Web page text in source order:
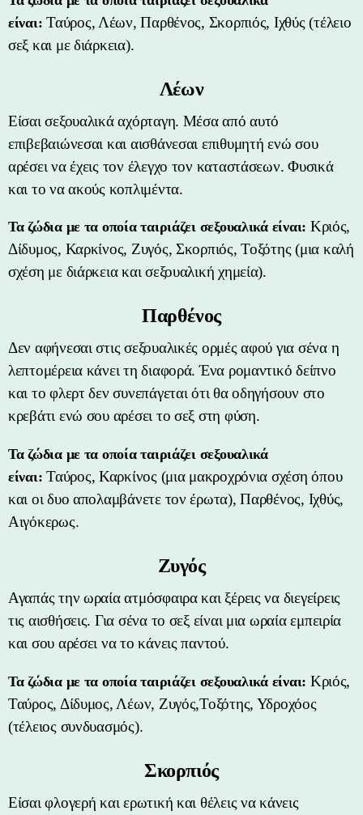
είναι: Ταύρος, Λέων, Παρθένος, Σκορπιός, Ιχθύς (τέλειο
σεξ και με διάρκεια).
Λέων
Είσαι σεξουαλικά αχόρταγη. Μέσα από αυτό
επιβεβαιώνεσαι και αισθάνεσαι επιθυμητή ενώ σου
αρέσει να έχεις τον έλεγχο τον καταστάσεων. Φυσικά
και το να ακούς κοπλιμέντα.
Τα ζώδια με τα οποία ταιριάζει σεξουαλικά είναι: Κριός,
Δίδυμος, Καρκίνος, Ζυγός, Σκορπιός, Τοξότης (μια καλή
σχέση με διάρκεια και σεξουαλική χημεία).
Παρθένος
Δεν αφήνεσαι στις σεξουαλικές ορμές αφού για σένα η
λεπτομέρεια κάνει τη διαφορά. Ένα ρομαντικό δείπνο
και το φλερτ δεν συνεπάγεται ότι θα οδηγήσουν στο
κρεβάτι ενώ σου αρέσει το σεξ στη φύση.
Τα ζώδια με τα οποία ταιριάζει σεξουαλικά
είναι: Ταύρος, Καρκίνος (μια μακροχρόνια σχέση όπου
και οι δυο απολαμβάνετε τον έρωτα), Παρθένος, Ιχθύς,
Αιγόκερως.
Ζυγός
Αγαπάς την ωραία ατμόσφαιρα και ξέρεις να διεγείρεις
τις αισθήσεις. Για σένα το σεξ είναι μια ωραία εμπειρία
και σου αρέσει να το κάνεις παντού.
Τα ζώδια με τα οποία ταιριάζει σεξουαλικά είναι: Κριός,
Ταύρος, Δίδυμος, Λέων, Ζυγός,Τοξότης, Υδροχόος
(τέλειος συνδυασμός).
Σκορπιός
Είσαι φλογερή και ερωτική και θέλεις να κάνεις